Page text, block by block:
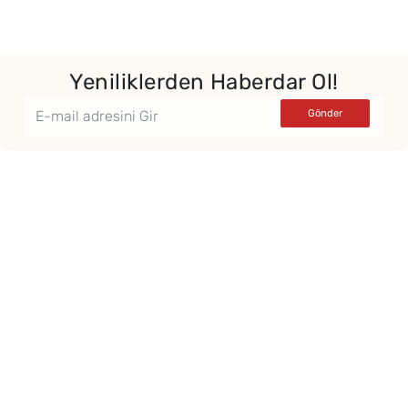
Yeniliklerden Haberdar Ol!